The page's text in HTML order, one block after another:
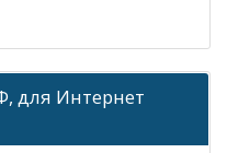
для Интернет